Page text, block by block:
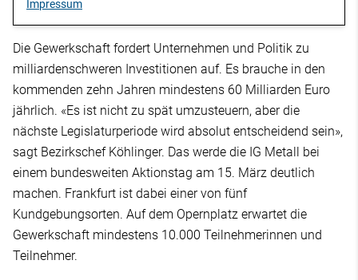
Impressum
Die Gewerkschaft fordert Unternehmen und Politik zu
milliardenschweren Investitionen auf. Es brauche in den
kommenden zehn Jahren mindestens 60 Milliarden Euro
jährlich. «Es ist nicht zu spät umzusteuern, aber die
nächste Legislaturperiode wird absolut entscheidend sein»,
sagt Bezirkschef Köhlinger. Das werde die IG Metall bei
einem bundesweiten Aktionstag am 15. März deutlich
machen. Frankfurt ist dabei einer von fünf
Kundgebungsorten. Auf dem Opernplatz erwartet die
Gewerkschaft mindestens 10.000 Teilnehmerinnen und
Teilnehmer.